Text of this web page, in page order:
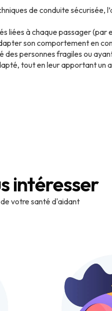
de conduite sécurisée,
liées à chaque passager (par
son comportement en
personnes fragiles ou
tout en leur apportant un
intéresser
votre santé d'aidant